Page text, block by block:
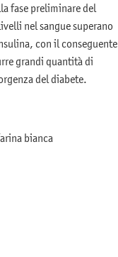
fase preliminare del
nel sangue superano
con il conseguente
grandi quantità di
del diabete.
bianca